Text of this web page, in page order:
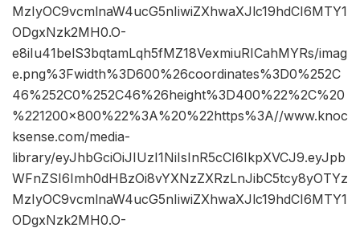
MzIyOC9vcmlnaW4ucG5nIiwiZXhwaXJlc19hdCI6MTY1
ODgxNzk2MH0.O-
e8iIu41belS3bqtamLqh5fMZ18VexmiuRICahMYRs/imag
e.png%3Fwidth%3D600%26coordinates%3D0%252C
46%252C0%252C46%26height%3D400%22%2C%20
%221200×800%22%3A%20%22https%3A//www.knoc
ksense.com/media-
library/eyJhbGciOiJIUzI1NiIsInR5cCI6IkpXVCJ9.eyJpb
WFnZSI6Imh0dHBzOi8vYXNzZXRzLnJibC5tcy8yOTYz
MzIyOC9vcmlnaW4ucG5nIiwiZXhwaXJlc19hdCI6MTY1
ODgxNzk2MH0.O-